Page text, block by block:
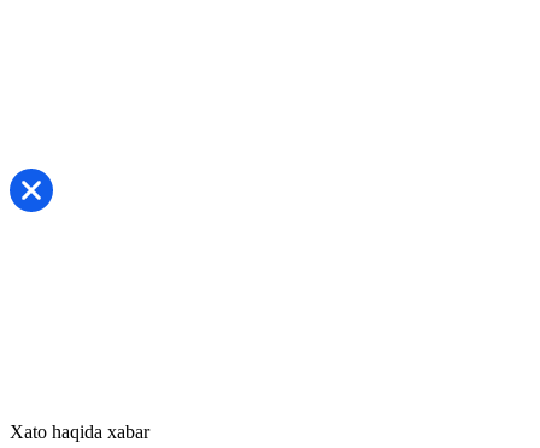
Xato haqida xabar